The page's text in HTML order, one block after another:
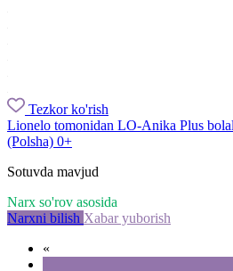
Tezkor ko'rish
Lionelo tomonidan LO-Anika Plus
(Polsha) 0+
Sotuvda mavjud
Narx so'rov asosida
Narxni bilish Xabar yuborish
«